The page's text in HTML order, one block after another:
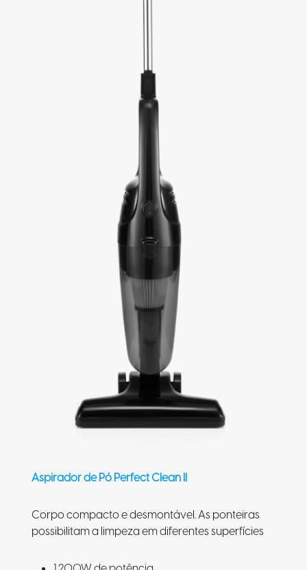
Aspirador de Pó Perfect Clean II
Corpo compacto e desmontável. As ponteiras
possibilitam a limpeza em diferentes superfícies